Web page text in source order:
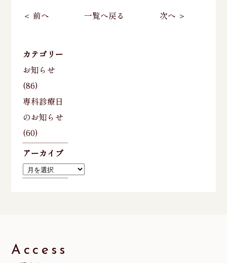
＜ 前へ 一覧へ戻る 次へ ＞
カテゴリー
お知らせ
(86)
専科診療日
のお知らせ
(60)
アーカイブ
ア
Access